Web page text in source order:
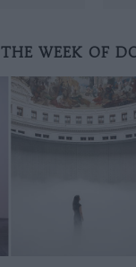
THE WEEK OF